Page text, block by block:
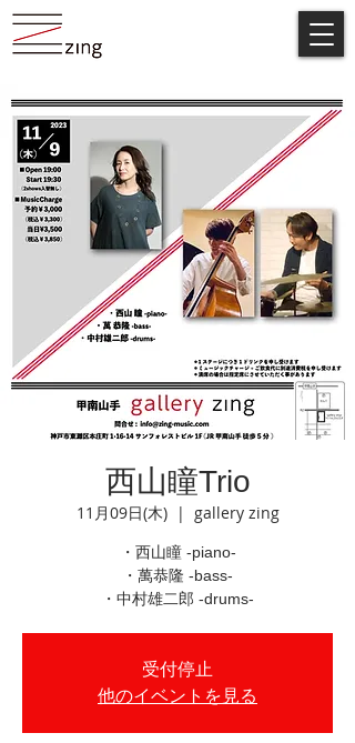
西山瞳Trio
11月09日(木)
  |
gallery zing
・西山瞳 -piano-
・萬恭隆 -bass-
・中村雄二郎 -drums-
受付停止
他のイベントを見る